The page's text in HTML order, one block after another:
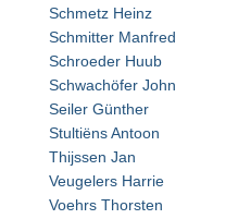
Schmetz Heinz
Schmitter Manfred
Schroeder Huub
Schwachöfer John
Seiler Günther
Stultiëns Antoon
Thijssen Jan
Veugelers Harrie
Voehrs Thorsten